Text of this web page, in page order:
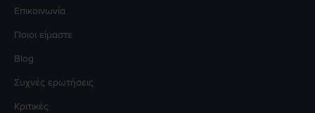
Επικοινωνία
Ποιοι είμαστε
Blog
Συχνές ερωτήσεις
Κριτικές